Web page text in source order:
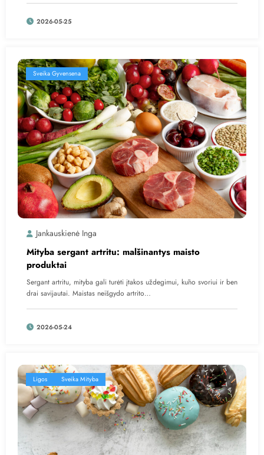
2026-05-25
Sveika Gyvensena
Jankauskienė Inga
Mityba sergant artritu: malšinantys maisto
produktai
Sergant artritu, mityba gali turėti įtakos uždegimui, kūno svoriui ir ben
drai savijautai. Maistas neišgydo artrito…
2026-05-24
Ligos Sveika Mityba